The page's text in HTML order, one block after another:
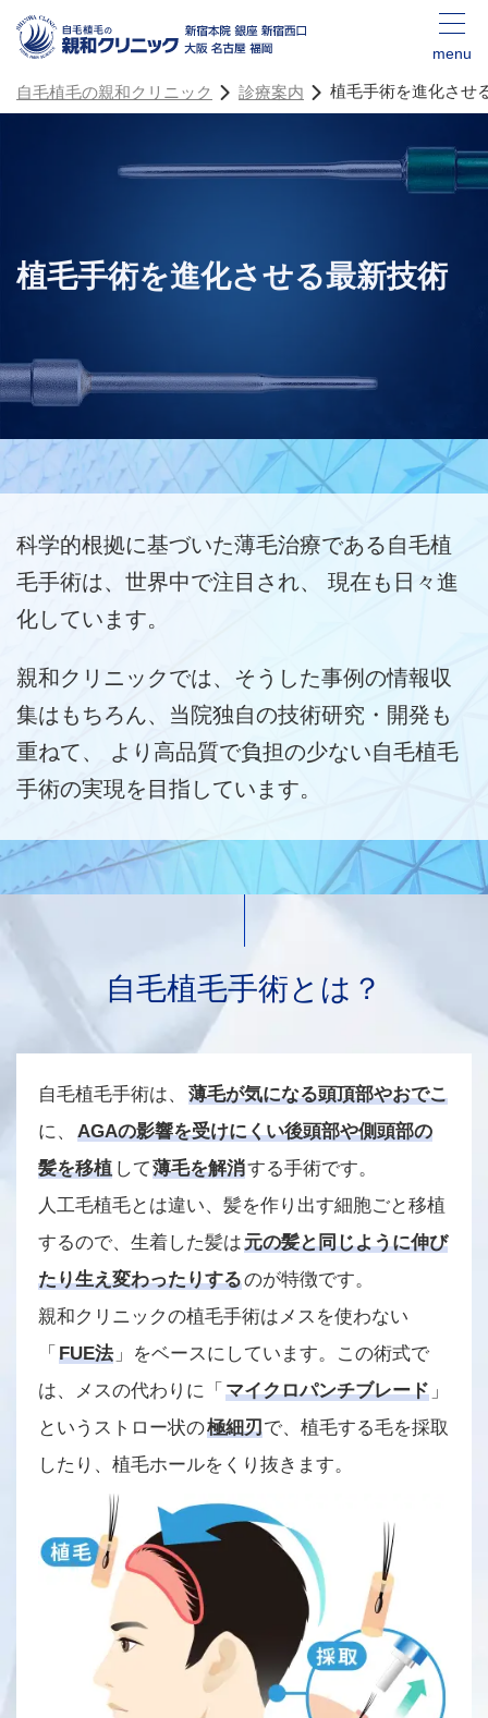
menu
自毛植毛の親和クリニック 診療案内 植毛手術を進化させ
植毛手術を進化させる最新技術
科学的根拠に基づいた薄毛治療である自毛植
毛手術は、世界中で注目され、
現在も日々進
化しています。
親和クリニックでは、そうした事例の情報収
集はもちろん、 当院独自の技術研究・開発も
重ねて、
より高品質で負担の少ない自毛植毛
手術の実現を目指しています。
自毛植毛手術とは？
自毛植毛手術は、 薄毛が気になる頭頂部やおでこ
に、 AGAの影響を受けにくい後頭部や側頭部の
髪を移植 して薄毛を解消する手術です。
人工毛植毛とは違い、髪を作り出す細胞ごと移植
するので、生着した髪は元の髪と同じように伸び
たり生え変わったりするのが特徴です。
親和クリニックの植毛手術はメスを使わない
「FUE法 」をベースにしています。この術式で
は、メスの代わりに「マイクロパンチブレード 」
というストロー状の極細刃で、植毛する毛を採取
したり、植毛ホールをくり抜きます。